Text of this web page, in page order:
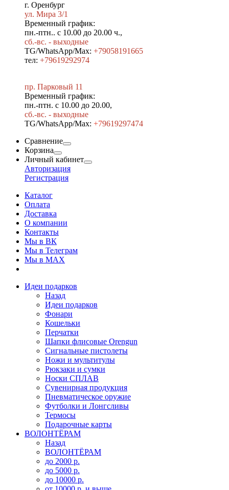
г. Оренбург
ул. Мира 3/1
Временный график:
пн.-птн.. с 10.00 до 20.00 ч.,
сб.-вс. - выходные
TG/WhatsApp/Max: +79058191665
тел: +79619292974
пр. Парковый 11
Временный график:
пн.-птн. с 10.00 до 20.00,
сб.-вс. - выходные
TG/WhatsApp/Max: +79619297474
Сравнение
Корзина
Личный кабинет
Авторизация
Регистрация
Каталог
Оплата
Доставка
О компании
Контакты
Мы в ВК
Мы в Телеграм
Мы в МAX
Идеи подарков
Назад
Идеи подарков
Фонари
Кошельки
Перчатки
Шапки флисовые Orengun
Сигнальные пистолеты
Ножи и мультитулы
Рюкзаки и сумки
Носки СПЛАВ
Сувенирная продукция
Пневматическое оружие
Футболки и Лонгсливы
Термосы
Подарочные карты
ВОЛОНТЁРАМ
Назад
ВОЛОНТЁРАМ
до 2000 р.
до 5000 р.
до 10000 р.